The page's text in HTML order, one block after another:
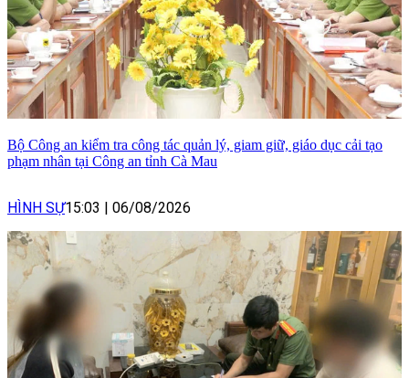
Bộ Công an kiểm tra công tác quản lý, giam giữ, giáo dục cải tạo
phạm nhân tại Công an tỉnh Cà Mau
HÌNH SỰ15:03 06/08/2026